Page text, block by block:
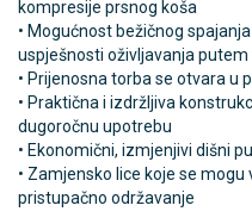
kompresije prsnog koša
• Mogućnost bežičnog
uspješnosti oživljavanja
• Prijenosna torba se otvara u
• Praktična i izdržljiva
dugoročnu upotrebu
• Ekonomični, izmjenjivi dišni
• Zamjensko lice koje se
pristupačno održavanje